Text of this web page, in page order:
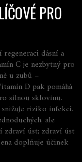
PRO
regeneraci dásní a
C je nezbytný pro
u zubů –
D pak pomáhá
silnou sklovinu.
riziko infekcí.
ale
úst; zdraví úst
doplňuje účinek